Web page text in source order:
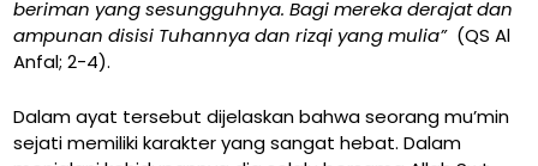
beriman yang sesungguhnya. Bagi mereka derajat dan
ampunan disisi Tuhannya dan rizqi yang mulia” (QS Al
Anfal; 2-4).
Dalam ayat tersebut dijelaskan bahwa seorang mu’min
sejati memiliki karakter yang sangat hebat. Dalam